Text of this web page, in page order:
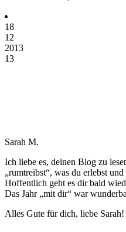
18
12
2013
13
Sarah M.
Ich liebe es, deinen Blog zu
„rumtreibst“, was du erlebst
Hoffentlich geht es dir bald
Das Jahr „mit dir“ war
Alles Gute für dich, liebe